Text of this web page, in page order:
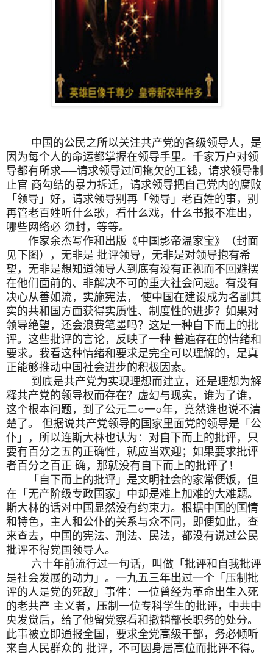
中国的公民之所以关注共产党的各级领导人，是
因为每个人的命运都掌握在领导手里。千家万户对领
导都有所求──请求领导过问拖欠的工钱，请求领导制
止官 商勾结的暴力拆迁，请求领导把自己党内的腐败
「领导」好，请求领导别再「领导」老百姓的事，别
再管老百姓听什么歌，看什么戏，什么书报不准出，
哪些网络必 须封，等等。
作家余杰写作和出版《中国影帝温家宝》（封面
见下图），无非是 批评领导，无非是对领导抱有希
望，无非是想知道领导人到底有没有正视而不回避摆
在他们面前的、非解决不可的重大社会问题。有没有
决心从善如流，实施宪法， 使中国在建设成为名副其
实的共和国方面获得实质性、制度性的进步？如果对
领导绝望，还会浪费笔墨吗？这是一种自下而上的批
评。这些批评的言论，反映了一种 普遍存在的情绪和
要求。我看这种情绪和要求是完全可以理解的，是真
正能够推动中国社会进步的积极因素。
到底是共产党为实现理想而建立，还是理想为解
释共产党的领导权而存在？虚幻与现实，谁为了谁，
这个根本问题，到了公元二○一○年，竟然谁也说不清
楚了。 但据说共产党领导的国家里面党的领导是「公
仆」，所以连斯大林也认为：对自下而上的批评，只
要有百分之五的正确性，就应当欢迎；如果要求批评
者百分之百正 确，那就没有自下而上的批评了！
「自下而上的批评」是文明社会的家常便饭，但
在「无产阶级专政国家」中却是难上加难的大难题。
斯大林的话对中国显然没有约束力。根据中国的国情
和特色，主人和公仆的关系与众不同，即便如此，查
来查去，中国的宪法、刑法、民法，都没有说过公民
批评不得党国领导人。
六十年前流行过一句话，叫做「批评和自我批评
是社会发展的动力」。一九五三年出过一个「压制批
评的人是党的死敌」事件：一位曾经为革命出生入死
的老共产 主义者，压制一位专科学生的批评，中共中
央发觉后，给了他留党察看和撤销部长职务的处分。
此事被立即通报全国，要求全党高级干部，务必倾听
来自人民群众的 批评，不可因身居高位而批评不得。